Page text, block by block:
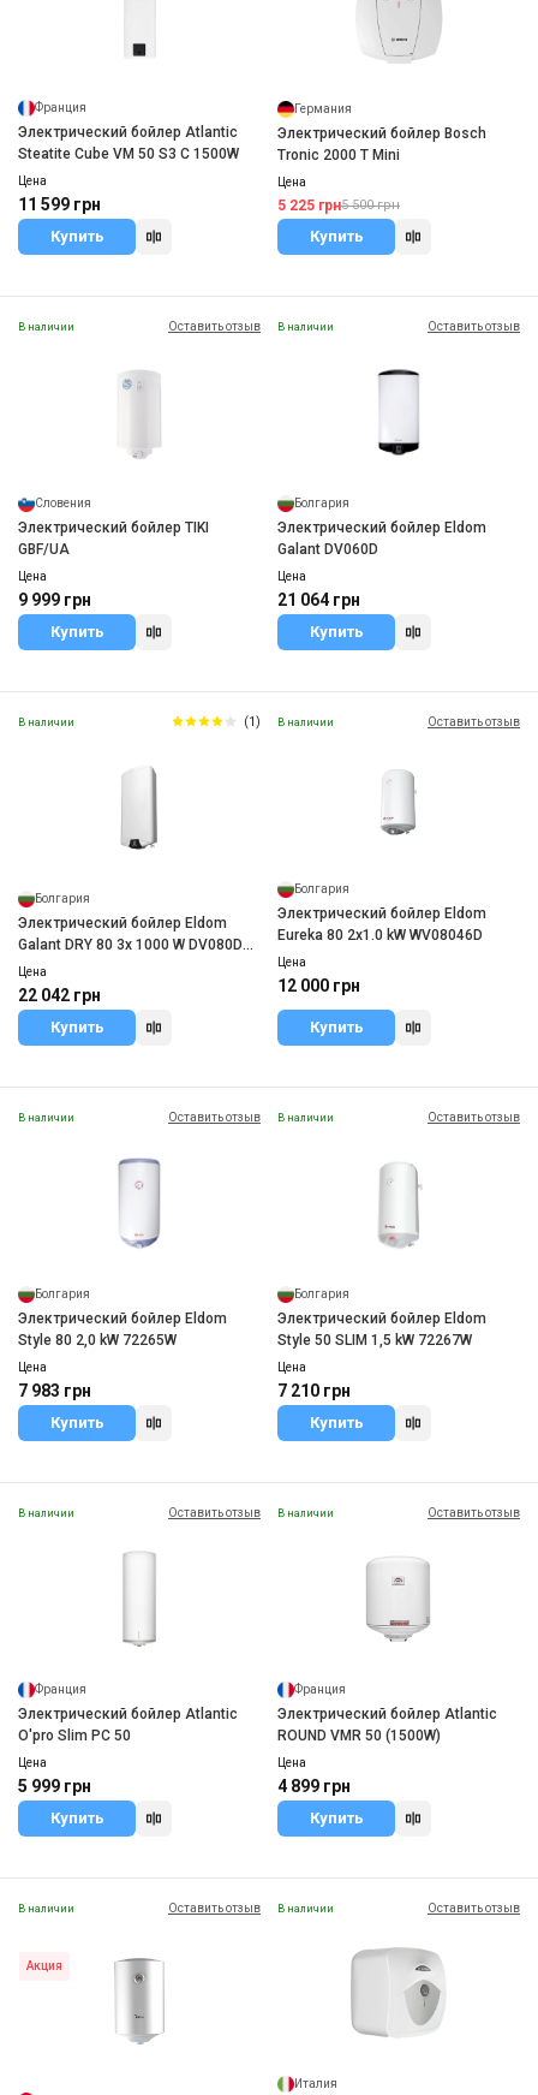
Франция
Электрический бойлер Atlantic
Steatite Cube VM 50 S3 C 1500W
Цена
11 599 грн
Купить
Германия
Электрический бойлер Bosch
Tronic 2000 T Mini
Цена
5 225 грн5 500 грн
Купить
В наличии Оставить отзыв
Словения
Электрический бойлер TIKI
GBF/UA
Цена
9 999 грн
Купить
В наличии Оставить отзыв
Болгария
Электрический бойлер Eldom
Galant DV060D
Цена
21 064 грн
Купить
В наличии (1)
Болгария
Электрический бойлер Eldom
Galant DRY 80 3x 1000 W DV080DW-
W
Цена
22 042 грн
Купить
В наличии Оставить отзыв
Болгария
Электрический бойлер Eldom
Eureka 80 2x1.0 kW WV08046D
Цена
12 000 грн
Купить
В наличии Оставить отзыв
Болгария
Электрический бойлер Eldom
Style 80 2,0 kW 72265W
Цена
7 983 грн
Купить
В наличии Оставить отзыв
Болгария
Электрический бойлер Eldom
Style 50 SLIM 1,5 kW 72267W
Цена
7 210 грн
Купить
В наличии Оставить отзыв
Франция
Электрический бойлер Atlantic
O'pro Slim PC 50
Цена
5 999 грн
Купить
В наличии Оставить отзыв
Франция
Электрический бойлер Atlantic
ROUND VMR 50 (1500W)
Цена
4 899 грн
Купить
В наличии Оставить отзыв
Акция
В наличии Оставить отзыв
Италия